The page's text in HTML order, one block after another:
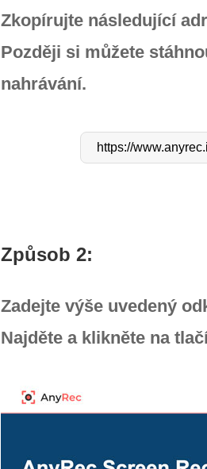
Zkopírujte následující
Později si můžete
nahrávání.
https://
Způsob 2:
Zadejte výše uvedený
Najděte a klikněte na